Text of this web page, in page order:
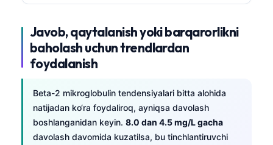
Javob, qaytalanish yoki barqarorlikni
baholash uchun trendlardan
foydalanish
Beta-2 mikroglobulin tendensiyalari bitta alohida
natijadan ko‘ra foydaliroq, ayniqsa davolash
boshlanganidan keyin. 8.0 dan 4.5 mg/L gacha
davolash davomida kuzatilsa, bu tinchlantiruvchi
اردو
मराठी
తెలుగు
ગુજરાતી
ಕನ್ನಡ